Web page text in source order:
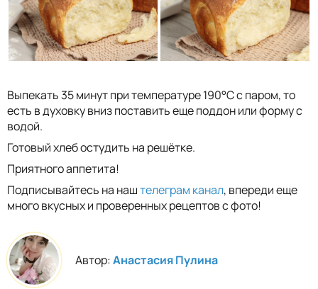
Выпекать 35 минут при температуре 190°С с паром, то
есть в духовку вниз поставить еще поддон или форму с
водой.
Готовый хлеб остудить на решётке.
Приятного аппетита!
Подписывайтесь на наштелеграм канал, впереди еще
много вкусных и проверенных рецептов с фото!
Автор:Анастасия Пулина